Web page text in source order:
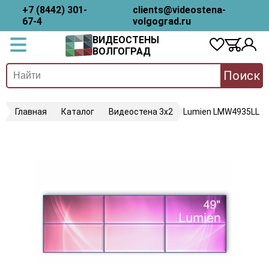
+7 (8442) 301-
67-4
clients@videostena-
volgograd.ru
ВИДЕОСТЕНЫ
ВОЛГОГРАД
Поиск
Главная Каталог Видеостена 3х2 Lumien LMW4935LL